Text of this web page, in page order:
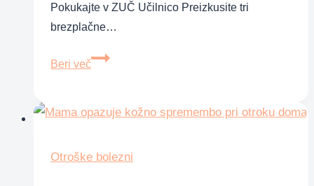
Pokukajte v ZUČ Učilnico Preizkusite tri
brezplačne…
Beri več
PFAPA
pogosta
na
Otroške bolezni